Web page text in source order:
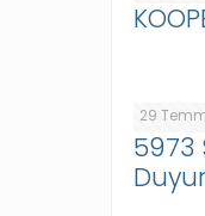
29
5973